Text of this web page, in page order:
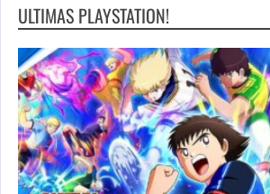
ULTIMAS PLAYSTATION!